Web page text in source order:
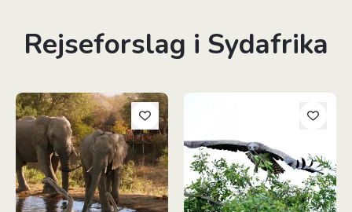
Rejseforslag i Sydafrika
Bush Camps & Autentiske TownshipsFugletur - Sydafrika